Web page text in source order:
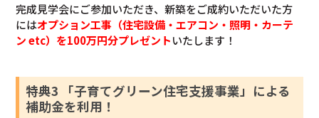
完成見学会にご参加いただき、新築をご成約いただいた方
にはオプション工事（住宅設備・エアコン・照明・カーテ
ン etc）を100万円分プレゼントいたします！
特典3 「子育てグリーン住宅支援事業」による
補助金を利用！